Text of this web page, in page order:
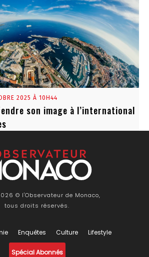
2025 À 10H44
son image à l’international
© l'Observateur de Monaco,
tous droits réservés.
Enquêtes Culture Lifestyle
Spécial Abonnés